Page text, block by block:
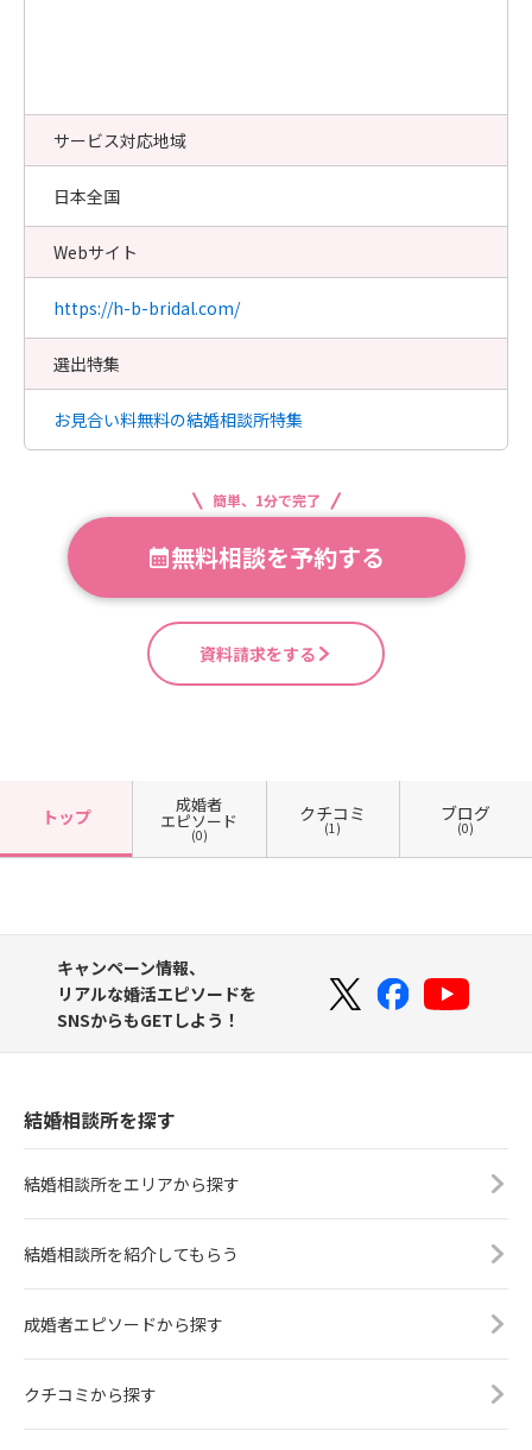
サービス対応地域
日本全国
Webサイト
https://h-b-bridal.com/
選出特集
お見合い料無料の結婚相談所特集
簡単、1分で完了
無料相談を予約する
資料請求をする
トップ
成婚者
エピソード
(0)
クチコミ
(1)
ブログ
(0)
キャンペーン情報、
リアルな婚活エピソードを
SNSからもGETしよう！
結婚相談所を探す
結婚相談所をエリアから探す
結婚相談所を紹介してもらう
成婚者エピソードから探す
クチコミから探す